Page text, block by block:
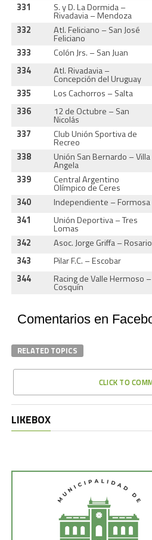
331
S. y D. La Dormida –
Rivadavia – Mendoza
332
Atl. Feliciano – San José
Feliciano
333
Colón Jrs. – San Juan
334
Atl. Rivadavia –
Concepción del Uruguay
335
Los Cachorros – Salta
336
12 de Octubre – San
Nicolás
337
Club Unión Sportiva de
Recreo
338
Unión San Bernardo – Villa
Angela
339
Central Argentino
Olímpico de Ceres
340
Independiente – Formosa
341
Unión Deportiva – Tres
Lomas
342
Asoc. Jorge Griffa – Rosario
343
Pilar F.C. – Escobar
344
Racing de Valle Hermoso –
Cosquín
Comentarios en
RELATED TOPICS
CLICK TO
LIKEBOX